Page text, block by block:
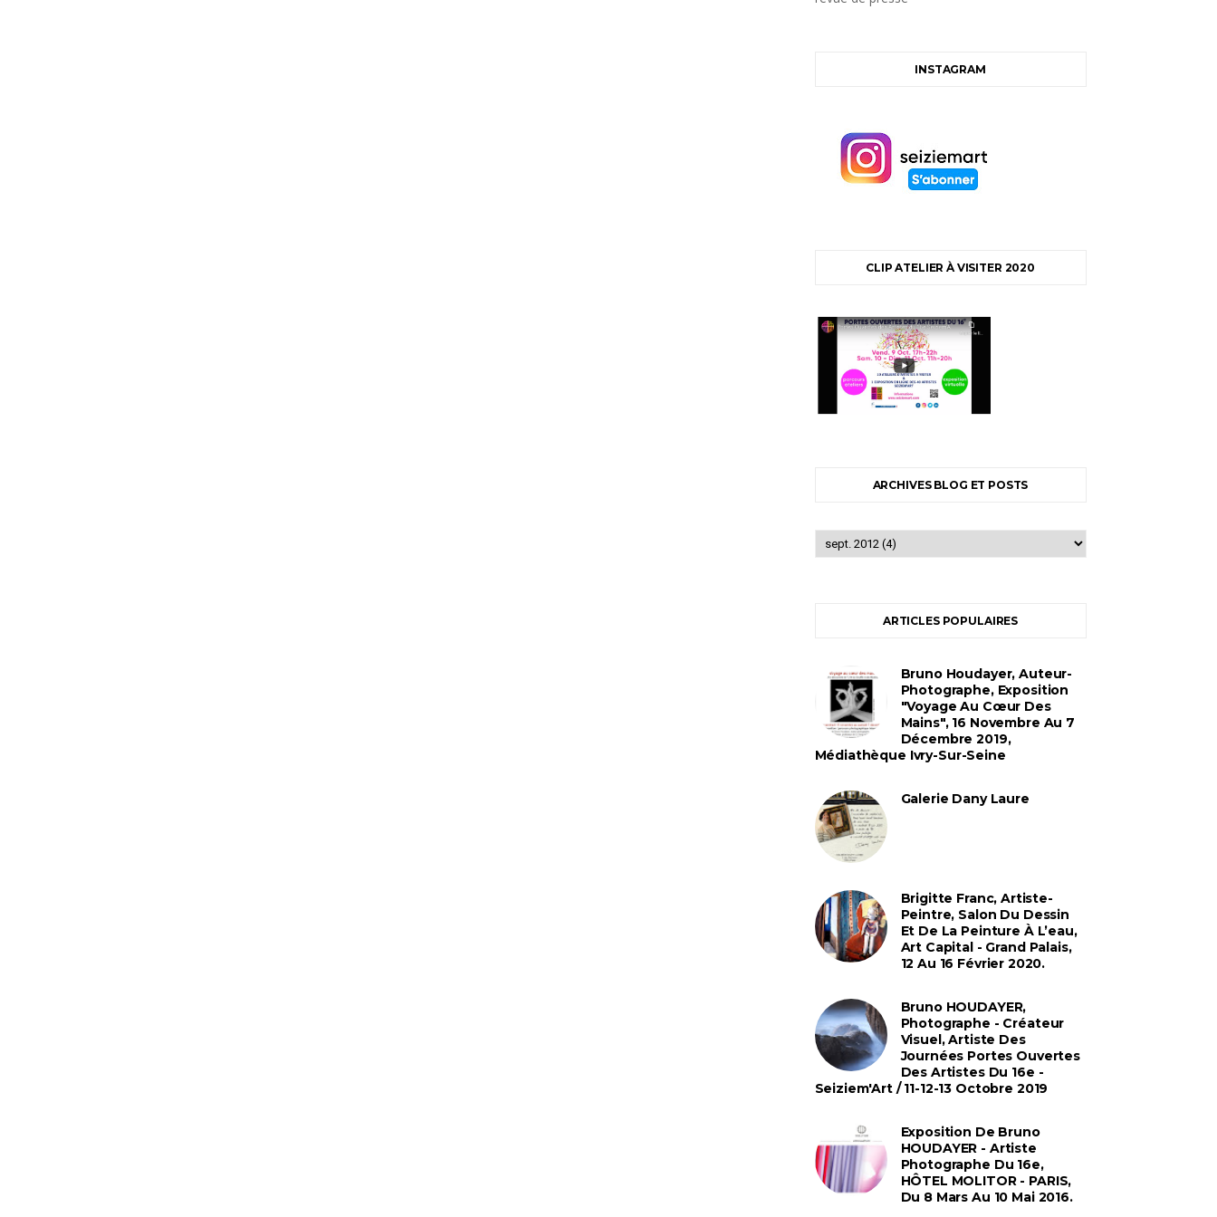
INSTAGRAM
CLIP ATELIER À VISITER 2020
ARCHIVES BLOG ET POSTS
ARTICLES POPULAIRES
Bruno Houdayer, Auteur-
Photographe, Exposition
"Voyage Au Cœur Des
Mains", 16 Novembre Au 7
Décembre 2019,
Médiathèque Ivry-Sur-Seine
Galerie Dany Laure
Brigitte Franc, Artiste-
Peintre, Salon Du Dessin
Et De La Peinture À L’eau,
Art Capital - Grand Palais,
12 Au 16 Février 2020.
Bruno HOUDAYER,
Photographe - Créateur
Visuel, Artiste Des
Journées Portes Ouvertes
Des Artistes Du 16e -
Seiziem'Art / 11-12-13 Octobre 2019
Exposition De Bruno
HOUDAYER - Artiste
Photographe Du 16e,
HÔTEL MOLITOR - PARIS,
Du 8 Mars Au 10 Mai 2016.